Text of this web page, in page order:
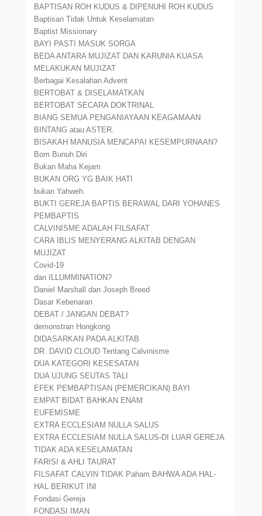
BAPTISAN ROH KUDUS & DIPENUHI ROH KUDUS
Baptisan Tidak Untuk Keselamatan
Baptist Missionary
BAYI PASTI MASUK SORGA
BEDA ANTARA MUJIZAT DAN KARUNIA KUASA
MELAKUKAN MUJIZAT
Berbagai Kesalahan Advent
BERTOBAT & DISELAMATKAN
BERTOBAT SECARA DOKTRINAL
BIANG SEMUA PENGANIAYAAN KEAGAMAAN
BINTANG atau ASTER.
BISAKAH MANUSIA MENCAPAI KESEMPURNAAN?
Bom Bunuh Diri
Bukan Maha Kejam
BUKAN ORG YG BAIK HATI
bukan Yahweh.
BUKTI GEREJA BAPTIS BERAWAL DARI YOHANES
PEMBAPTIS
CALVINISME ADALAH FILSAFAT
CARA IBLIS MENYERANG ALKITAB DENGAN
MUJIZAT
Covid-19
dan ILLUMMINATION?
Daniel Marshall dan Joseph Breed
Dasar Kebenaran
DEBAT / JANGAN DEBAT?
demonstran Hongkong
DIDASARKAN PADA ALKITAB
DR. DAVID CLOUD Tentang Calvinisme
DUA KATEGORI KESESATAN
DUA UJUNG SEUTAS TALI
EFEK PEMBAPTISAN (PEMERCIKAN) BAYI
EMPAT BIDAT BAHKAN ENAM
EUFEMISME
EXTRA ECCLESIAM NULLA SALUS
EXTRA ECCLESIAM NULLA SALUS-DI LUAR GEREJA
TIDAK ADA KESELAMATAN
FARISI & AHLI TAURAT
FILSAFAT CALVIN TIDAK Paham BAHWA ADA HAL-
HAL BERIKUT INI
Fondasi Gereja
FONDASI IMAN